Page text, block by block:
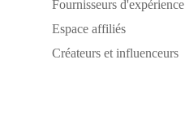
Fournisseurs d'expérience
Espace affiliés
Créateurs et influenceurs